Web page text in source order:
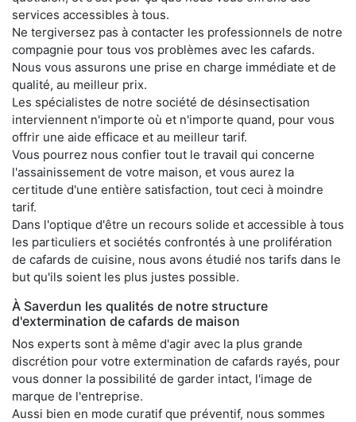
services accessibles à tous.
Ne tergiversez pas à contacter les professionnels de notre
compagnie pour tous vos problèmes avec les cafards.
Nous vous assurons une prise en charge immédiate et de
qualité, au meilleur prix.
Les spécialistes de notre société de désinsectisation
interviennent n'importe où et n'importe quand, pour vous
offrir une aide efficace et au meilleur tarif.
Vous pourrez nous confier tout le travail qui concerne
l'assainissement de votre maison, et vous aurez la
certitude d'une entière satisfaction, tout ceci à moindre
tarif.
Dans l'optique d'être un recours solide et accessible à tous
les particuliers et sociétés confrontés à une prolifération
de cafards de cuisine, nous avons étudié nos tarifs dans le
but qu'ils soient les plus justes possible.
À Saverdun les qualités de notre structure
d'extermination de cafards de maison
Nos experts sont à même d'agir avec la plus grande
discrétion pour votre extermination de cafards rayés, pour
vous donner la possibilité de garder intact, l'image de
marque de l'entreprise.
Aussi bien en mode curatif que préventif, nous sommes